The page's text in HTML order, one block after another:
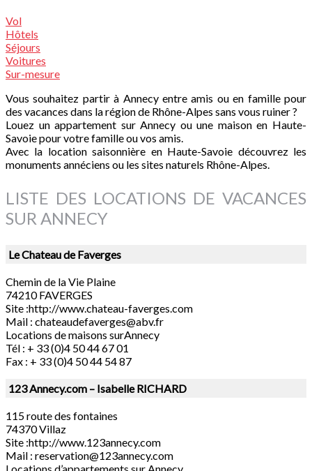
Vol
Hôtels
Séjours
Voitures
Sur-mesure
Vous souhaitez partir à Annecy entre amis ou en famille pour
des vacances dans la région de Rhône-Alpes sans vous ruiner ?
Louez un appartement sur Annecy ou une maison en Haute-
Savoie pour votre famille ou vos amis.
Avec la location saisonnière en Haute-Savoie découvrez les
monuments annéciens ou les sites naturels Rhône-Alpes.
LISTE DES LOCATIONS DE VACANCES
SUR ANNECY
Le Chateau de Faverges
Chemin de la Vie Plaine
74210 FAVERGES
Site :http://www.chateau-faverges.com
Mail : chateaudefaverges@abv.fr
Locations de maisons surAnnecy
Tél : + 33 (0)4 50 44 67 01
Fax : + 33 (0)4 50 44 54 87
123 Annecy.com – Isabelle RICHARD
115 route des fontaines
74370 Villaz
Site :http://www.123annecy.com
Mail : reservation@123annecy.com